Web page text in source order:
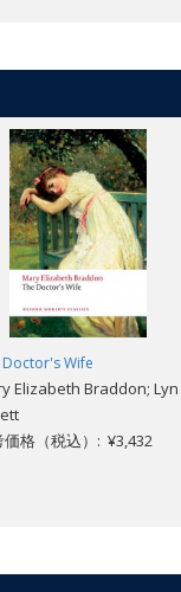
Doctor's Wife
Elizabeth Braddon; Lyn
価格（税込）: ¥3,432